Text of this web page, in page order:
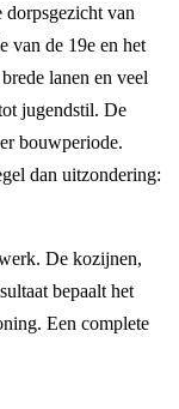
dorpsgezicht van
van de 19e en het
lanen en veel
jugendstil. De
bouwperiode.
dan uitzondering:
De kozijnen,
bepaalt het
Een complete